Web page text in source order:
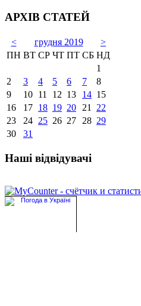
АРХІВ СТАТЕЙ
< грудня 2019
>
ПН ВТ СР ЧТ ПТ СБ НД
1
2
3 4 5 6 7
8
9
10 11 12 13 14 15
16
17 18 19 20 21
22
23
24 25 26 27 28 29
30
31
Наші відвідувачі